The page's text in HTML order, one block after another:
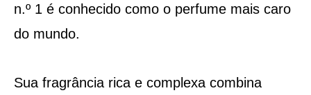
n.º 1 é conhecido como o perfume mais caro
do mundo.
Sua fragrância rica e complexa combina